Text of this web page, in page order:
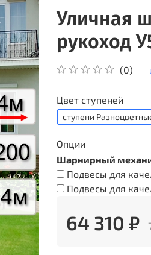
Уличная
рукоход
(0)
Цвет ступеней
ступени
Опции
Шарнирный
Подвесы для
Подвесы для
64 310 ₽